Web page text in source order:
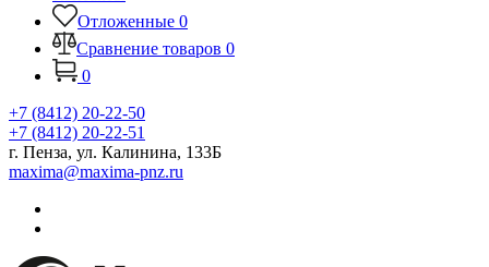
Отложенные 0
Сравнение товаров 0
0
+7 (8412) 20-22-50
+7 (8412) 20-22-51
г. Пенза, ул. Калинина, 133Б
maxima@maxima-pnz.ru